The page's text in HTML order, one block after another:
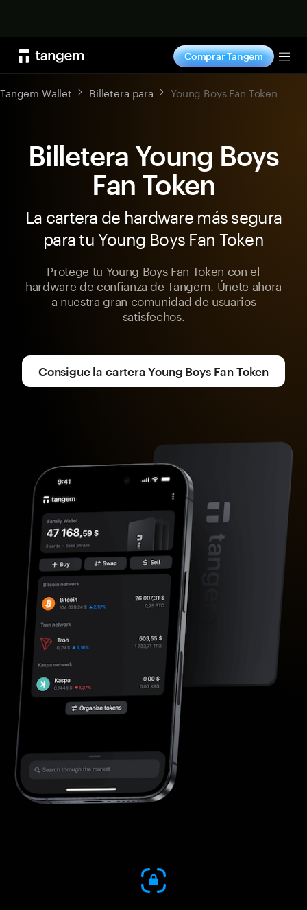
Comprar Tangem
Tangem Wallet Billetera para Young Boys Fan Token
Billetera Young Boys
Fan Token
La cartera de hardware más segura
para tu Young Boys Fan Token
Protege tu Young Boys Fan Token con el
hardware de confianza de Tangem. Únete ahora
a nuestra gran comunidad de usuarios
satisfechos.
Consigue la cartera Young Boys Fan Token